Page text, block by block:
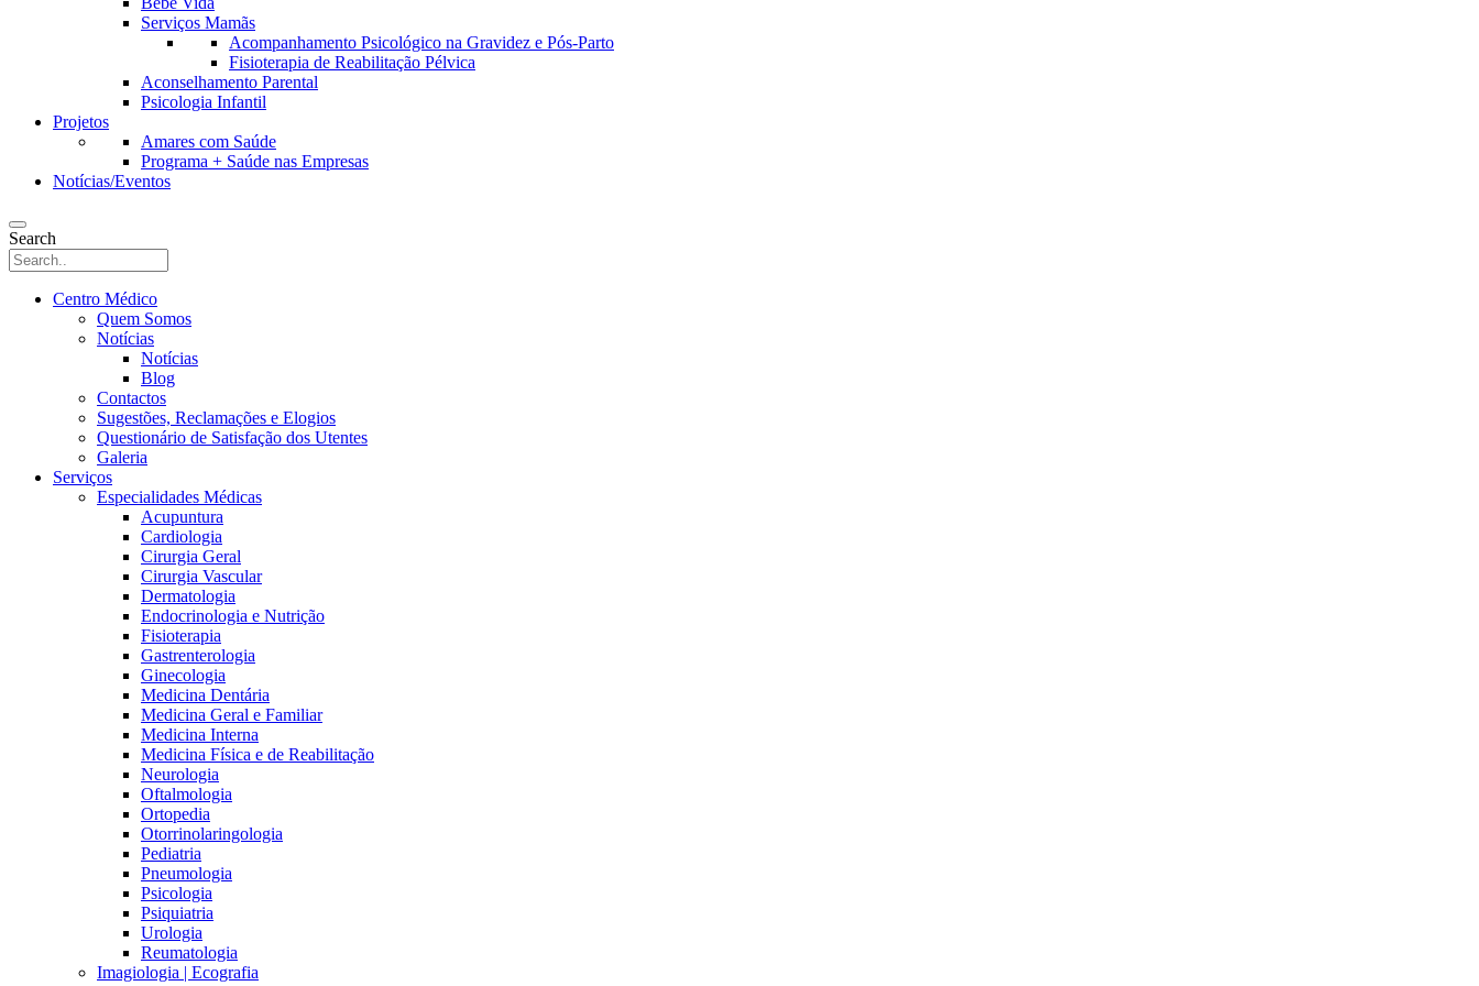
Serviços Mamãs
Acompanhamento Psicológico na Gravidez e Pós-Parto
Fisioterapia de Reabilitação Pélvica
Aconselhamento Parental
Psicologia Infantil
Projetos
Amares com Saúde
Programa + Saúde nas Empresas
Notícias/Eventos
Search
Centro Médico
Quem Somos
Notícias
Notícias
Blog
Contactos
Sugestões, Reclamações e Elogios
Questionário de Satisfação dos Utentes
Galeria
Serviços
Especialidades Médicas
Acupuntura
Cardiologia
Cirurgia Geral
Cirurgia Vascular
Dermatologia
Endocrinologia e Nutrição
Fisioterapia
Gastrenterologia
Ginecologia
Medicina Dentária
Medicina Geral e Familiar
Medicina Interna
Medicina Física e de Reabilitação
Neurologia
Oftalmologia
Ortopedia
Otorrinolaringologia
Pediatria
Pneumologia
Psicologia
Psiquiatria
Urologia
Reumatologia
Imagiologia | Ecografia